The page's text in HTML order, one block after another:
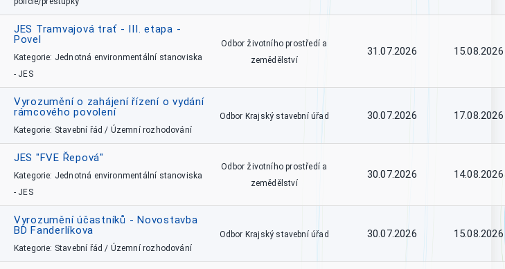
JES Tramvajová trať - III. etapa -
Povel
Kategorie: Jednotná environmentální stanoviska
- JES
Odbor životního prostředí a
zemědělství
31.07.2026 15.08.2026
Vyrozumění o zahájení řízení o vydání
rámcového povolení
Kategorie: Stavební řád / Územní rozhodování
Odbor Krajský stavební úřad 30.07.2026 17.08.2026
JES "FVE Řepová"
Kategorie: Jednotná environmentální stanoviska
- JES
Odbor životního prostředí a
zemědělství
30.07.2026 14.08.2026
Vyrozumění účastníků - Novostavba
BD Fanderlíkova
Kategorie: Stavební řád / Územní rozhodování
Odbor Krajský stavební úřad 30.07.2026 15.08.2026